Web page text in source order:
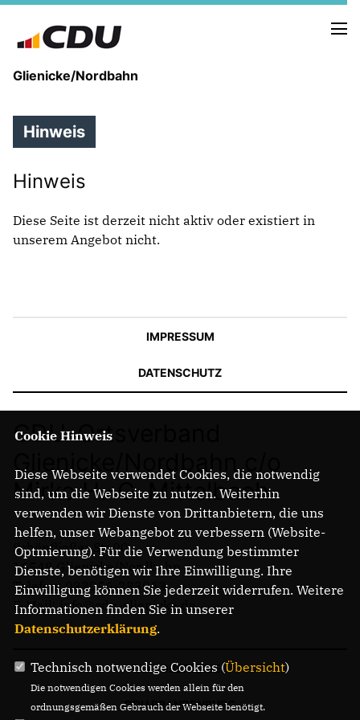
Glienicke/Nordbahn
Hinweis
Hinweis
Diese Seite ist derzeit nicht aktiv oder existiert in
unserem Angebot nicht.
IMPRESSUM
DATENSCHUTZ
CDU-Ortsverband
Glienicke/Nordbahn c/o
Mirko H.-G. Mittelbach
Schönfließer Str.90
16548 Glienicke/Nordbahn
Telefon: 033056-283063
E-Mail: info@cdu-glienicke.de
CDU OBERHAVEL
CDU BRANDENBURG
Cookie Hinweis
Diese Webseite verwendet Cookies, die notwendig
sind, um die Webseite zu nutzen. Weiterhin
verwenden wir Dienste von Drittanbietern, die uns
helfen, unser Webangebot zu verbessern (Website-
Optmierung). Für die Verwendung bestimmter
Dienste, benötigen wir Ihre Einwilligung. Ihre
Einwilligung können Sie jederzeit widerrufen. Weitere
Informationen finden Sie in unserer
Datenschutzerklärung.
Technisch notwendige Cookies (Übersicht)
Die notwendigen Cookies werden allein für den
ordnungsgemäßen Gebrauch der Webseite benötigt.